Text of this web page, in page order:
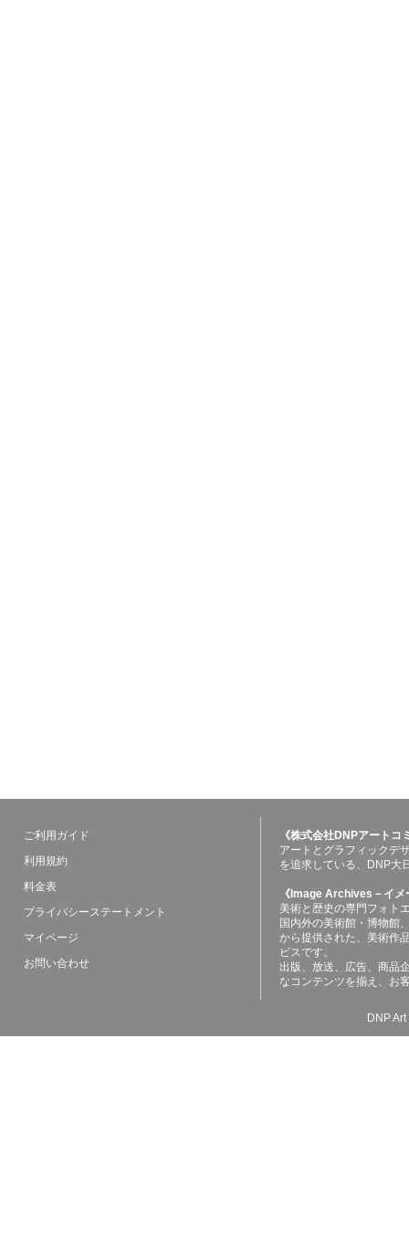
ご利用ガイド
利用規約
料金表
プライバシーステートメント
マイページ
お問い合わせ
《株式会社DNPアート
アートとグラフィックデ
を追求している、DNP大
《Image Archives－イ
美術と歴史の専門フォト
国内外の美術館・博物館
から提供された、美術作
ビスです。
出版、放送、広告、商品
なコンテンツを揃え、お
DNP